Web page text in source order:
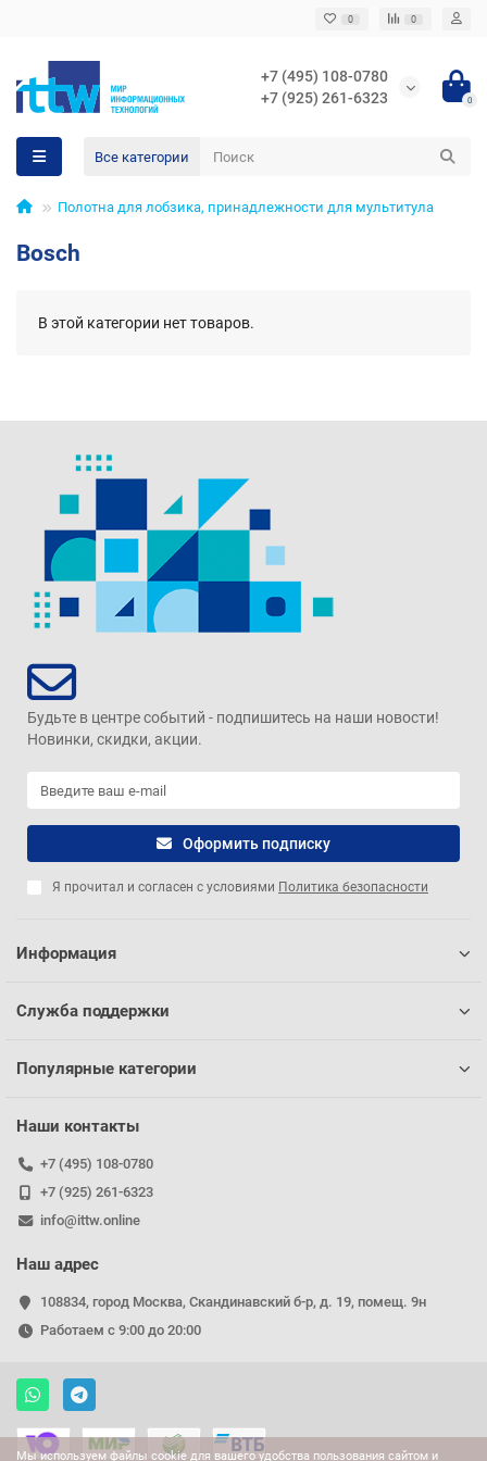
0 0
+7 (495) 108-0780
+7 (925) 261-6323
0
Все категории
Полотна для лобзика, принадлежности для мультитула
Bosch
В этой категории нет товаров.
Мы используем файлы cookie для вашего удобства пользования сайтом и
Будьте в центре событий - подпишитесь на наши новости!
Новинки, скидки, акции.
Оформить подписку
Я прочитал и согласен с условиями Политика безопасности
Информация
Служба поддержки
Популярные категории
Наши контакты
+7 (495) 108-0780
+7 (925) 261-6323
info@ittw.online
Наш адрес
108834, город Москва, Скандинавский б-р, д. 19, помещ. 9н
Работаем с 9:00 до 20:00